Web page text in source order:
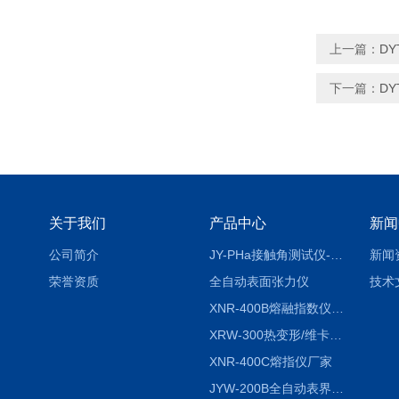
上一篇：
下一篇：
关于我们
公司简介
荣誉资质
产品中心
全自动表面张力仪
XRW-300热变形/维卡软化点温度测定仪
XNR-400C熔指仪厂家
新
新闻
技术